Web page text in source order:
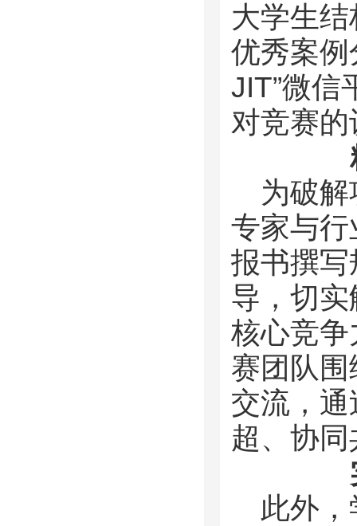
大学生
优秀案例
JIT”微信
对竞赛
为破
专家与
报书撰
导，切
核心竞
赛团队
交流，
超、协同
此外